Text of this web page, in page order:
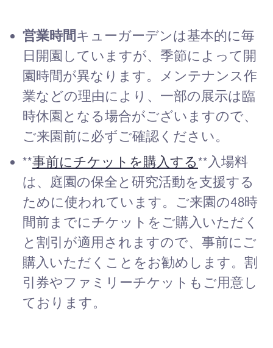
営業時間 キューガーデンは基本的に毎
日開園していますが、季節によって開
園時間が異なります。メンテナンス作
業などの理由により、一部の展示は臨
時休園となる場合がございますので、
ご来園前に必ずご確認ください。
**事前にチケットを購入する**入場料
は、庭園の保全と研究活動を支援する
ために使われています。ご来園の48時
間前までにチケットをご購入いただく
と割引が適用されますので、事前にご
購入いただくことをお勧めします。割
引券やファミリーチケットもご用意し
ております。